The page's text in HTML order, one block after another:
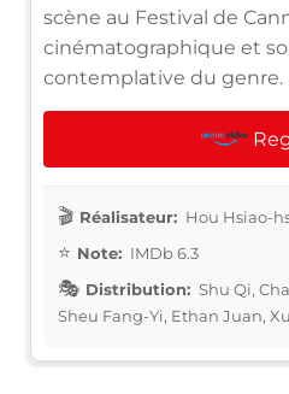
scène au Festival de
cinématographique et
contemplative du genre.
Réalisateur: Hou Hsiao-
Note: IMDb 6.3
Distribution: Shu Qi,
Sheu Fang-Yi, Ethan Juan,